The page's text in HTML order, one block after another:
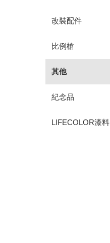
改裝配件
比例槍
其他
紀念品
LIFECOLOR漆料